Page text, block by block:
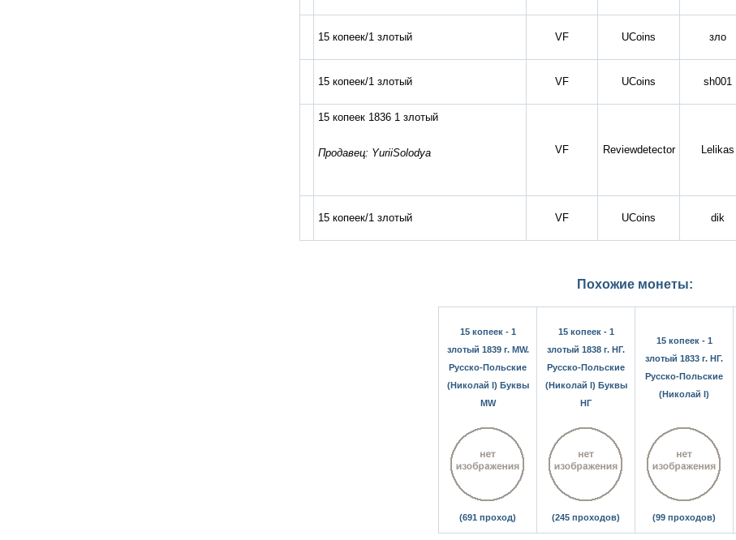
15 копеек/1 злотый VF UCoins зло
15 копеек/1 злотый VF UCoins sh001
15 копеек 1836 1 злотый
Продавец: YuriiSolodya VF Reviewdetector Lelikas
15 копеек/1 злотый VF UCoins dik
Похожие монеты:
15 копеек - 1
злотый 1839 г. MW.
Русско-Польские
(Николай I) Буквы
MW
(691 проход)
15 копеек - 1
злотый 1838 г. НГ.
Русско-Польские
(Николай I) Буквы
НГ
(245 проходов)
15 копеек - 1
злотый 1833 г. НГ.
Русско-Польские
(Николай I)
(99 проходов)